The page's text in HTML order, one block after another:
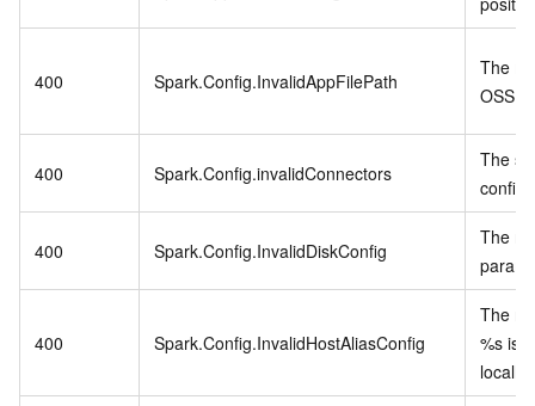
400 Spark.Config.InvalidAppFilePath
The
OSS
400 Spark.Config.invalidConnectors
The
400 Spark.Config.InvalidDiskConfig
The
400 Spark.Config.InvalidHostAliasConfig
The
%s is